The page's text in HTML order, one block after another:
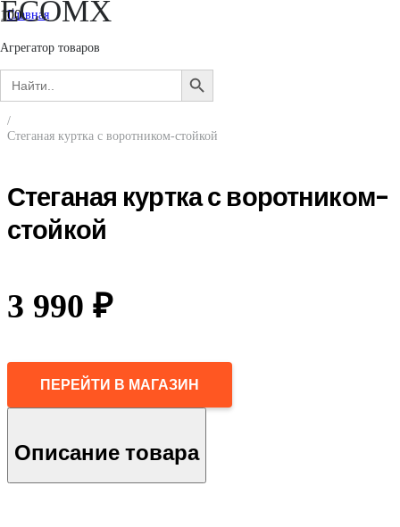
ECOMX
Агрегатор товаров
Search
for:
SEARCH
BUTTON
Главная
Женщинам
Верхняя одежда
Куртки
/
Стеганая куртка с воротником-стойкой
Стеганая куртка с воротником-
стойкой
3 990 ₽
ПЕРЕЙТИ В МАГАЗИН
Описание товара